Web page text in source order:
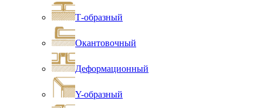
Т-образный
Окантовочный
Деформационный
Y-образный